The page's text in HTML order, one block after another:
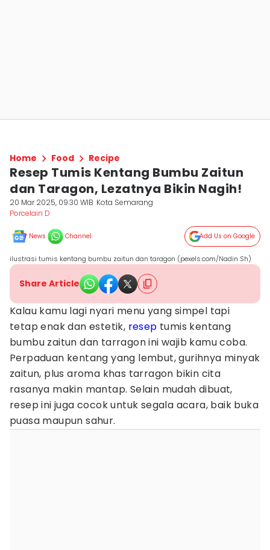
Home Food Recipe
Resep Tumis Kentang Bumbu Zaitun
dan Taragon, Lezatnya Bikin Nagih!
20 Mar 2025, 09:30 WIB Kota Semarang
Porcelain D
News Channel Add Us on Google
ilustrasi tumis kentang bumbu zaitun dan taragon (pexels.com/Nadin Sh)
Share Article
Kalau kamu lagi nyari menu yang simpel tapi
tetap enak dan estetik, resep tumis kentang
bumbu zaitun dan tarragon ini wajib kamu coba.
Perpaduan kentang yang lembut, gurihnya minyak
zaitun, plus aroma khas tarragon bikin cita
rasanya makin mantap. Selain mudah dibuat,
resep ini juga cocok untuk segala acara, baik buka
puasa maupun sahur.